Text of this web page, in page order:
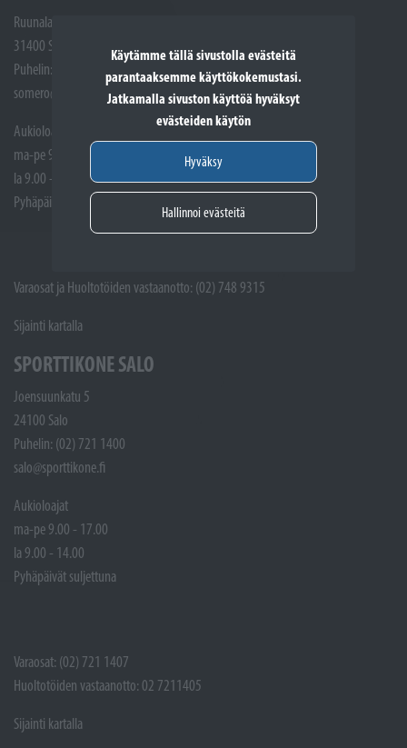
Käytämme tällä sivustolla evästeitä
parantaaksemme käyttökokemustasi.
Jatkamalla sivuston käyttöä hyväksyt
evästeiden käytön
Hyväksy
Hallinnoi evästeitä
Ruunalantie 5
31400 Somero
Puhelin: (02) 748 9300
somero@sporttikone.fi
Aukioloajat
ma-pe 9.00 - 17.00
la 9.00 - 14.00
Pyhäpäivät suljettuna
Varaosat ja Huoltotöiden vastaanotto: (02) 748 9315
Sijainti kartalla
SPORTTIKONE SALO
Joensuunkatu 5
24100 Salo
Puhelin: (02) 721 1400
salo@sporttikone.fi
Aukioloajat
ma-pe 9.00 - 17.00
la 9.00 - 14.00
Pyhäpäivät suljettuna
Varaosat: (02) 721 1407
Huoltotöiden vastaanotto: 02 7211405
Sijainti kartalla